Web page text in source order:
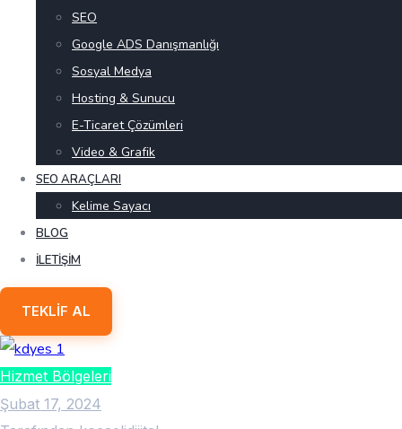
SEO
Google ADS Danışmanlığı
Sosyal Medya
Hosting & Sunucu
E-Ticaret Çözümleri
Video & Grafik
SEO ARAÇLARI
Kelime Sayacı
BLOG
İLETIŞIM
TEKLIF AL
Hizmet Bölgeleri
Şubat 17, 2024